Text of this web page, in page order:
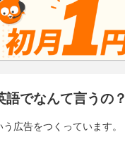
でなんて言うの？
広告をつくっています。